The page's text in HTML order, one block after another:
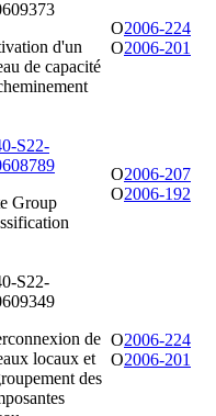
d'un
de capacité
O2006-224
O2006-201
S22-
Group
O2006-207
O2006-192
S22-
de
locaux et
des
O2006-224
O2006-201